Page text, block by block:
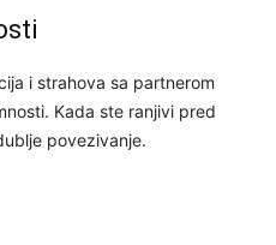
i strahova sa partnerom
Kada ste ranjivi pred
povezivanje.